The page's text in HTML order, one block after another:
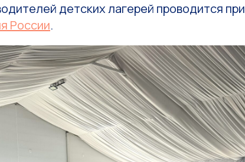
детских лагерей проводится при
России.